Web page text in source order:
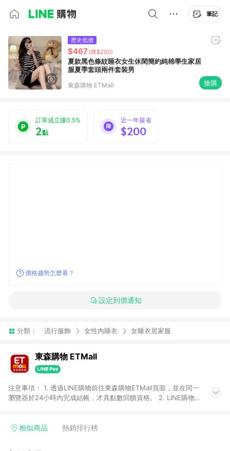
筆記
歷史低價
$467 (降$200)
夏款黑色條紋睡衣女生休閑簡約純棉學生家居
服夏季套頭兩件套裝男
東森購物 ETMall 搶購
訂單成立賺0.5%
2點
近一年最省
$200
價格趨勢怎麼看？
設定到價通知
分類： 流行服飾 女性內睡衣 女睡衣居家服
東森購物 ETMall
注意事項： 1. 透過LINE購物前往東森購物ETMall頁面，並在同一
瀏覽器於24小時內完成結帳，才具點數回饋資格。 2. LINE購物
單，皆不在點數回饋範圍內。 3. 如購買以下類別商品，將無法獲
相似商品 熱銷排行榜